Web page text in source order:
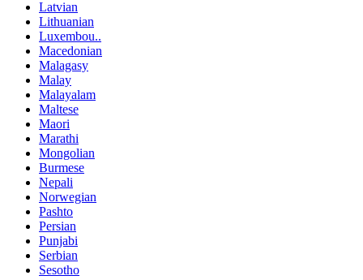
Latvian
Lithuanian
Luxembou..
Macedonian
Malagasy
Malay
Malayalam
Maltese
Maori
Marathi
Mongolian
Burmese
Nepali
Norwegian
Pashto
Persian
Punjabi
Serbian
Sesotho